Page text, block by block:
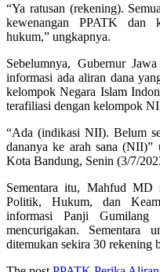
“Ya ratusan (rekening).
kewenangan PPATK dan
hukum,” ungkapnya.
Sebelumnya, Gubernur
informasi ada aliran dana
kelompok Negara Islam
terafiliasi dengan kelompok
“Ada (indikasi NII). Belum
dananya ke arah sana
Kota Bandung, Senin (3/7/
Sementara itu, Mahfud MD
Politik, Hukum, dan
informasi Panji
mencurigakan. Sementara
ditemukan sekira 30 rekening